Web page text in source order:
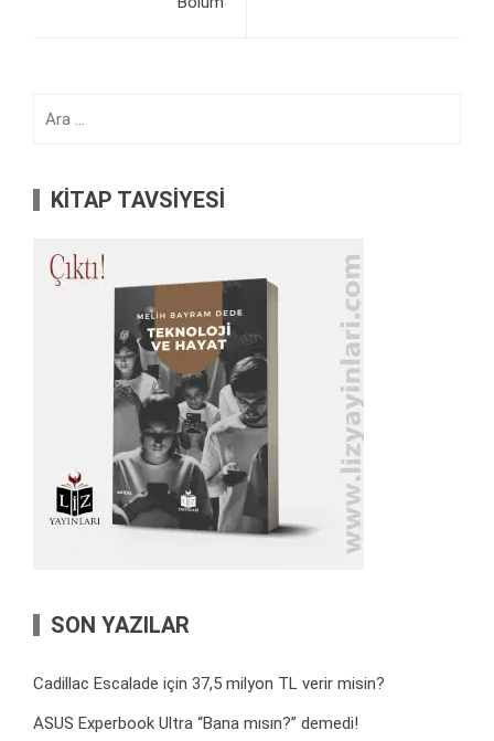
KİTAP TAVSİYESİ
SON YAZILAR
Cadillac Escalade için 37,5 milyon TL verir misin?
ASUS Experbook Ultra “Bana mısın?” demedi!